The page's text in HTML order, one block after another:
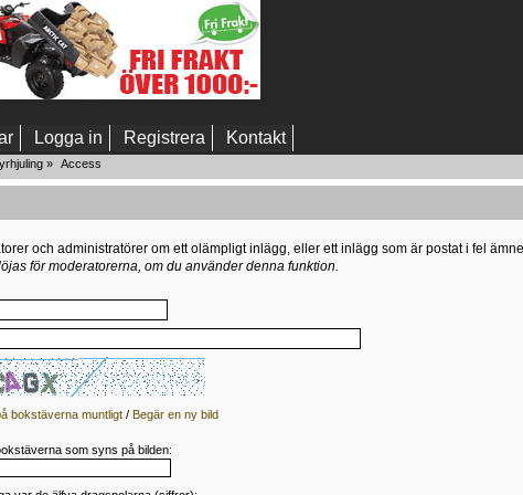
Logga in Registrera Kontakt
» Access
och administratörer om ett olämpligt inlägg, eller ett inlägg som är postat i fel
för moderatorerna, om du använder denna funktion.
bokstäverna muntligt /Begär en ny bild
som syns på bilden: